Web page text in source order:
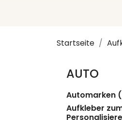
Startseite
AUTO
Automarken
Aufkleber